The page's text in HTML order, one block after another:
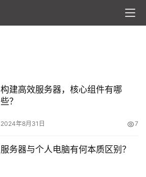
构建高效服务器，核心组件有哪
些？
2024年8月31日 7
服务器与个人电脑有何本质区别？